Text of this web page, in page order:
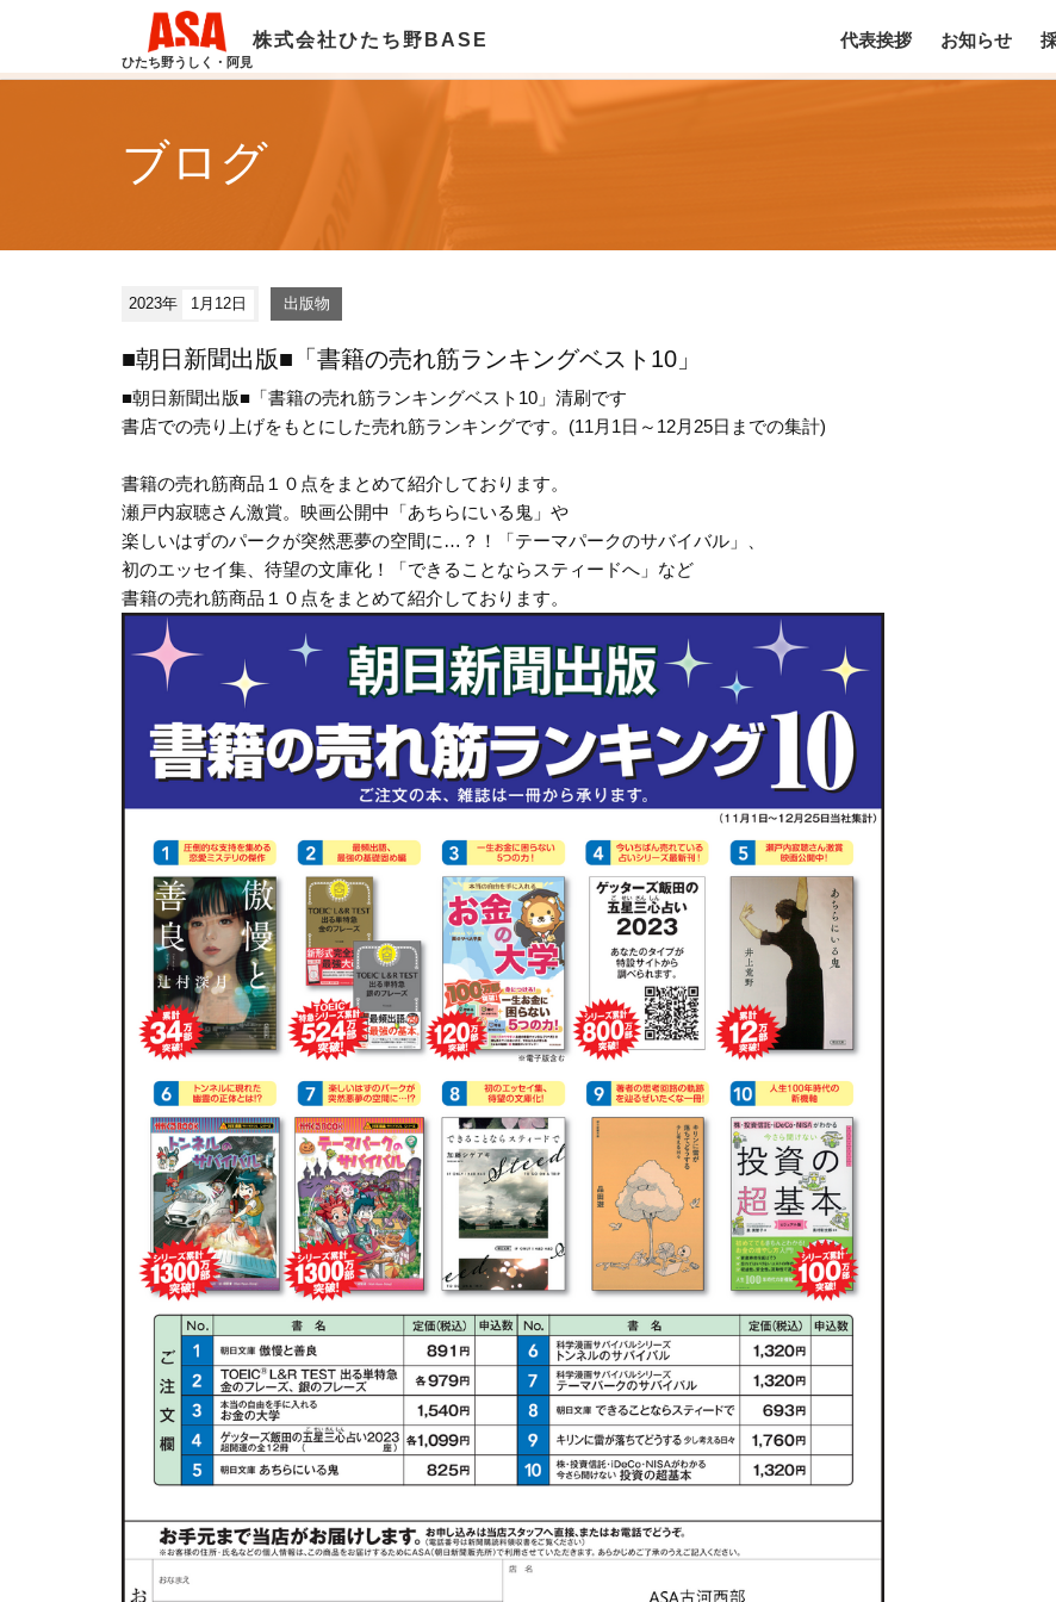
ひたち野うしく・阿見
株式会社ひたち野BASE 代表挨拶 お知らせ
ブログ
2023年 1月12日 出版物
■朝日新聞出版■「書籍の売れ筋ランキングベスト10」
■朝日新聞出版■「書籍の売れ筋ランキングベスト10」清刷です
書店での売り上げをもとにした売れ筋ランキングです。(11月1日～12月25日までの集計)
書籍の売れ筋商品１０点をまとめて紹介しております。
瀬戸内寂聴さん激賞。映画公開中「あちらにいる鬼」や
楽しいはずのパークが突然悪夢の空間に…？！「テーマパークのサバイバル」、
初のエッセイ集、待望の文庫化！「できることならスティードへ」など
書籍の売れ筋商品１０点をまとめて紹介しております。